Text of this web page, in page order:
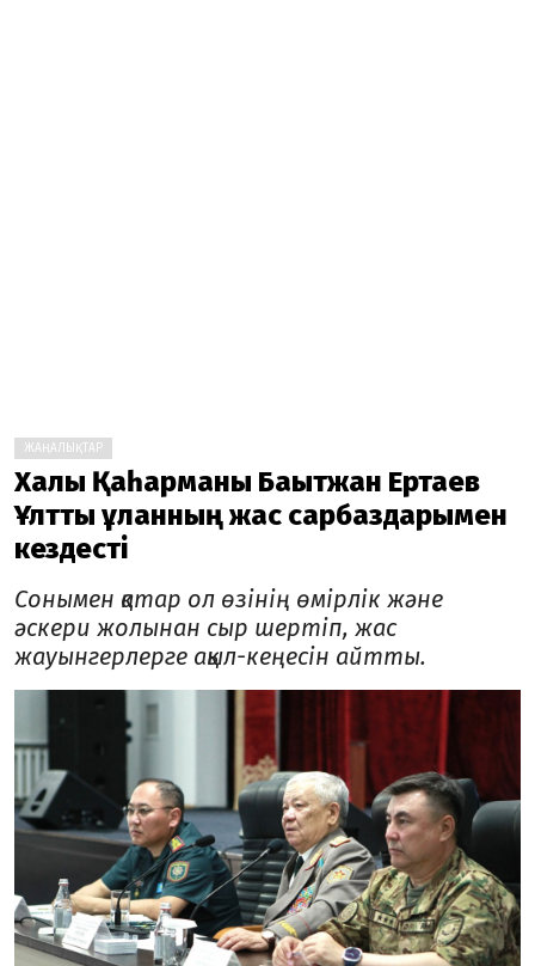
ЖАҢАЛЫҚТАР
Халық Қаһарманы Бақытжан Ертаев
Ұлттық ұланның жас сарбаздарымен
кездесті
Сонымен қатар ол өзінің өмірлік және
әскери жолынан сыр шертіп, жас
жауынгерлерге ақыл-кеңесін айтты.